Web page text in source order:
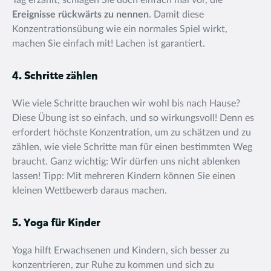
Ereignisse rückwärts zu nennen. Damit diese
Konzentrationsübung wie ein normales Spiel wirkt,
machen Sie einfach mit! Lachen ist garantiert.
4. Schritte zählen
Wie viele Schritte brauchen wir wohl bis nach Hause?
Diese Übung ist so einfach, und so wirkungsvoll! Denn es
erfordert höchste Konzentration, um zu schätzen und zu
zählen, wie viele Schritte man für einen bestimmten Weg
braucht. Ganz wichtig: Wir dürfen uns nicht ablenken
lassen! Tipp: Mit mehreren Kindern können Sie einen
kleinen Wettbewerb daraus machen.
5. Yoga für Kinder
Yoga hilft Erwachsenen und Kindern, sich besser zu
konzentrieren, zur Ruhe zu kommen und sich zu